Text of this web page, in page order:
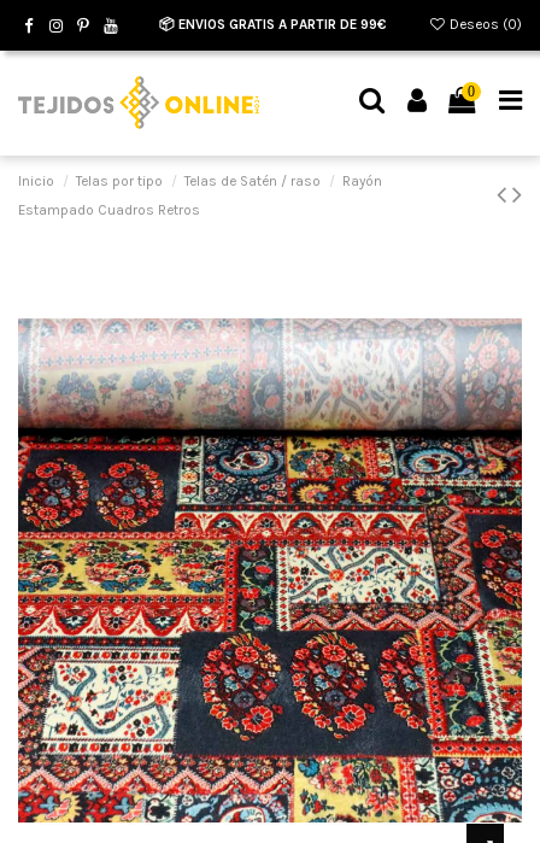
📦 ENVIOS GRATIS A PARTIR DE 99€ Deseos (0)
0
Inicio Telas por tipo Telas de Satén / raso
Rayón
Estampado Cuadros Retros